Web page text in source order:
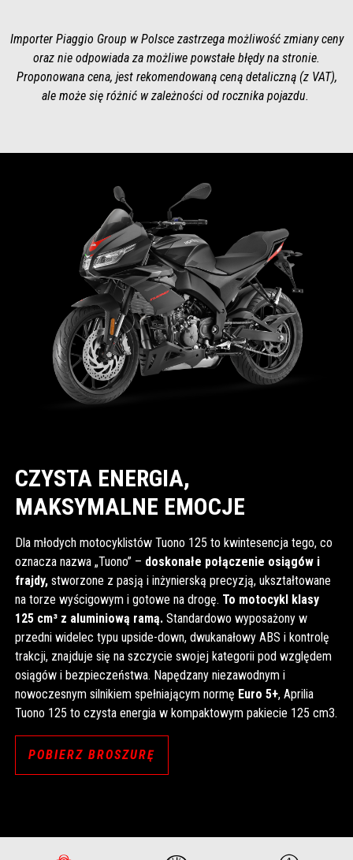
Importer Piaggio Group w Polsce zastrzega możliwość zmiany ceny
oraz nie odpowiada za możliwe powstałe błędy na stronie.
Proponowana cena, jest rekomendowaną ceną detaliczną (z VAT),
ale może się różnić w zależności od rocznika pojazdu.
CZYSTA ENERGIA,
MAKSYMALNE EMOCJE
Dla młodych motocyklistów Tuono 125 to kwintesencja tego, co
oznacza nazwa „Tuono” – doskonałe połączenie osiągów i
frajdy,stworzone z pasją i inżynierską precyzją, ukształtowane
na torze wyścigowym i gotowe na drogę. To motocykl klasy
125 cm³ z aluminiową ramą. Standardowo wyposażony w
przedni widelec typu upside-down, dwukanałowy ABS i kontrolę
trakcji, znajduje się na szczycie swojej kategorii pod względem
osiągów i bezpieczeństwa. Napędzany niezawodnym i
nowoczesnym silnikiem spełniającym normę Euro 5+, Aprilia
Tuono 125 to czysta energia w kompaktowym pakiecie 125 cm3.
POBIERZ BROSZURĘ